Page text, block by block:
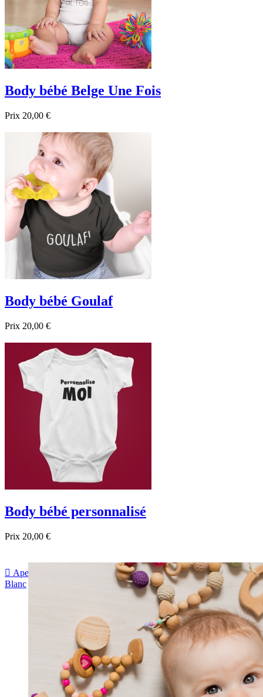
Body bébé Belge Une Fois
Prix 20,00 €
Aperçu rapide
Noir Bleu foncé
Body bébé Goulaf
Prix 20,00 €
Aperçu rapide
Blanc
Body bébé personnalisé
Prix 20,00 €
 Aperçu rapide
Blanc